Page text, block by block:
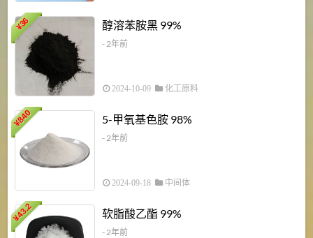
¥
36 醇溶苯胺黑 99%
- 2年前
2024-10-09 化工原料
¥
840 5-甲氧基色胺 98%
- 2年前
2024-09-18 中间体
¥
43.2 软脂酸乙酯 99%
- 2年前